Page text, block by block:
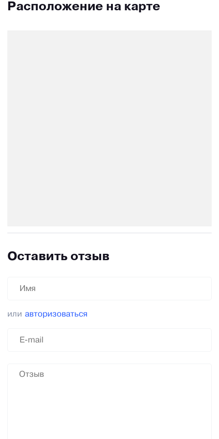
Расположение на карте
Оставить отзыв
или авторизоваться